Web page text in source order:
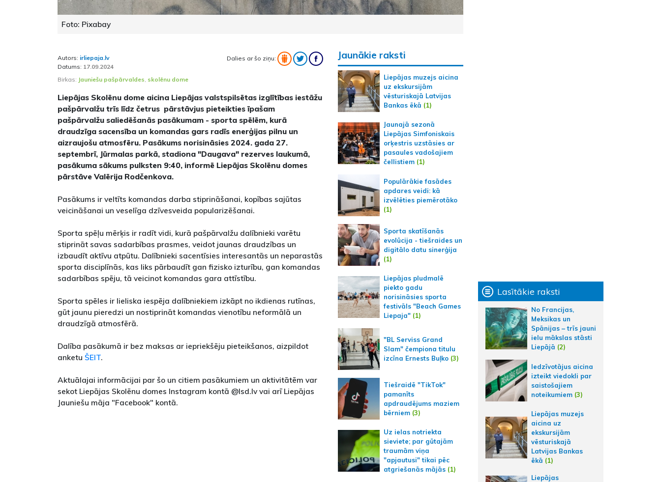
Foto: Pixabay
Autors: irliepaja.lv
Datums: 17.09.2024
Dalies ar šo ziņu:
Birkas: Jauniešu pašpārvaldes, skolēnu dome
Liepājas Skolēnu dome aicina Liepājas valstspilsētas izglītības iestāžu
pašpārvalžu trīs līdz četrus pārstāvjus pieteikties īpašam
pašpārvalžu saliedēšanās pasākumam - sporta spēlēm, kurā
draudzīga sacensība un komandas gars radīs enerģijas pilnu un
aizraujošu atmosfēru. Pasākums norisināsies 2024. gada 27.
septembrī, Jūrmalas parkā, stadiona "Daugava" rezerves laukumā,
pasākuma sākums pulksten 9:40, informē Liepājas Skolēnu domes
pārstāve Valērija Rodčenkova.
Pasākums ir veltīts komandas darba stiprināšanai, kopības sajūtas
veicināšanai un veselīga dzīvesveida popularizēšanai.
Sporta spēļu mērķis ir radīt vidi, kurā pašpārvalžu dalībnieki varētu
stiprināt savas sadarbības prasmes, veidot jaunas draudzības un
izbaudīt aktīvu atpūtu. Dalībnieki sacentīsies interesantās un neparastās
sporta disciplīnās, kas liks pārbaudīt gan fizisko izturību, gan komandas
sadarbības spēju, tā veicinot komandas gara attīstību.
Sporta spēles ir lieliska iespēja dalībniekiem izkāpt no ikdienas rutīnas,
gūt jaunu pieredzi un nostiprināt komandas vienotību neformālā un
draudzīgā atmosfērā.
Dalība pasākumā ir bez maksas ar iepriekšēju pieteikšanos, aizpildot
anketu ŠEIT.
Aktuālajai informācijai par šo un citiem pasākumiem un aktivitātēm var
sekot Liepājas Skolēnu domes Instagram kontā @lsd.lv vai arī Liepājas
Jauniešu māja "Facebook" kontā.
Jaunākie raksti
Liepājas muzejs aicina
uz ekskursijām
vēsturiskajā Latvijas
Bankas ēkā (1)
Jaunajā sezonā
Liepājas Simfoniskais
orķestris uzstāsies ar
pasaules vadošajiem
čellistiem(1)
Populārākie fasādes
apdares veidi: kā
izvēlēties piemērotāko
(1)
Sporta skatīšanās
evolūcija - tiešraides un
digitālo datu sinerģija
(1)
Liepājas pludmalē
piekto gadu
norisināsies sporta
festivāls "Beach Games
Liepaja"(1)
"BL Serviss Grand
Slam" čempiona titulu
izcīna Ernests Buļko(3)
Tiešraidē "TikTok"
pamanīts
apdraudējums maziem
bērniem(3)
Uz ielas notriekta
sieviete; par gūtajām
traumām viņa
"apjautusi" tikai pēc
atgriešanās mājās(1)
Lasītākie raksti
No Francijas,
Meksikas un
Spānijas – trīs jauni
ielu mākslas stāsti
Liepājā (2)
Iedzīvotājus aicina
izteikt viedokli par
saistošajiem
noteikumiem (3)
Liepājas muzejs
aicina uz
ekskursijām
vēsturiskajā
Latvijas Bankas
ēkā (1)
Liepājas